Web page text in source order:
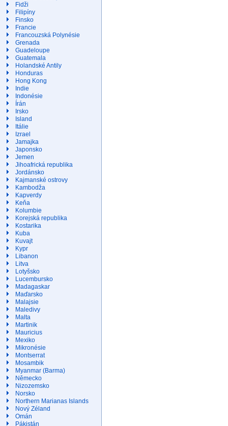
Fidži
Filipíny
Finsko
Francie
Francouzská Polynésie
Grenada
Guadeloupe
Guatemala
Holandské Antily
Honduras
Hong Kong
Indie
Indonésie
Írán
Irsko
Island
Itálie
Izrael
Jamajka
Japonsko
Jemen
Jihoafrická republika
Jordánsko
Kajmanské ostrovy
Kambodža
Kapverdy
Keňa
Kolumbie
Korejská republika
Kostarika
Kuba
Kuvajt
Kypr
Libanon
Litva
Lotyšsko
Lucembursko
Madagaskar
Maďarsko
Malajsie
Maledivy
Malta
Martinik
Mauricius
Mexiko
Mikronésie
Montserrat
Mosambik
Myanmar (Barma)
Německo
Nizozemsko
Norsko
Northern Marianas Islands
Nový Zéland
Omán
Pákistán